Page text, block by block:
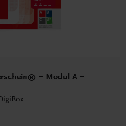
– Modul A –